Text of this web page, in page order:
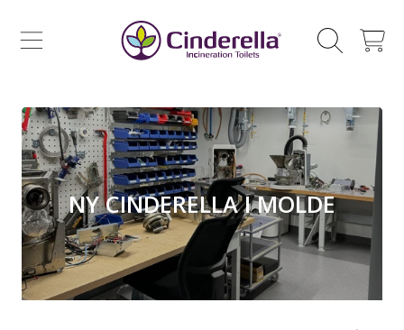
HOPPA TILL INNEHÅLL
CINDERELLA ECO SALES AS
VAGN
NY CINDERELLA I MOLDE